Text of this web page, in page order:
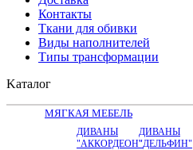
Контакты
Ткани для обивки
Виды наполнителей
Типы трансформации
Kаталог
МЯГКАЯ МЕБЕЛЬ
ДИВАНЫ
"АККОРДЕОН"
ДИВАНЫ
"ДЕЛЬФИН"